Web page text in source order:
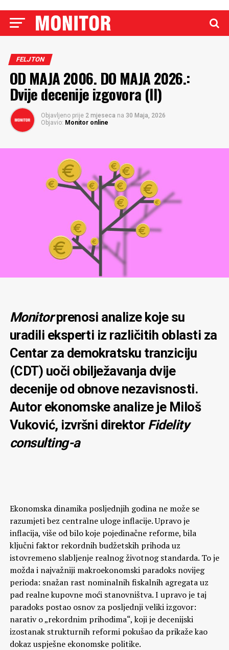
FELJTON
OD MAJA 2006. DO MAJA 2026.:
Dvije decenije izgovora (II)
Objavljeno prije 2 mjeseca na 30 Maja, 2026
Objavio: Monitor online
Monitorprenosi analize koje su
uradili eksperti iz različitih oblasti za
Centar za demokratsku tranziciju
(CDT) uoči obilježavanja dvije
decenije od obnove nezavisnosti.
Autor ekonomske analize je Miloš
Vuković, izvršni direktor Fidelity
consulting-a
Ekonomska dinamika posljednjih godina ne može se
razumjeti bez centralne uloge inflacije. Upravo je
inflacija, više od bilo koje pojedinačne reforme, bila
ključni faktor rekordnih budžetskih prihoda uz
istovremeno slabljenje realnog životnog standarda. To je
možda i najvažniji makroekonomski paradoks novijeg
perioda: snažan rast nominalnih fiskalnih agregata uz
pad realne kupovne moći stanovništva. I upravo je taj
paradoks postao osnov za posljednji veliki izgovor:
narativ o „rekordnim prihodima“, koji je decenijski
izostanak strukturnih reformi pokušao da prikaže kao
dokaz uspješne ekonomske politike.